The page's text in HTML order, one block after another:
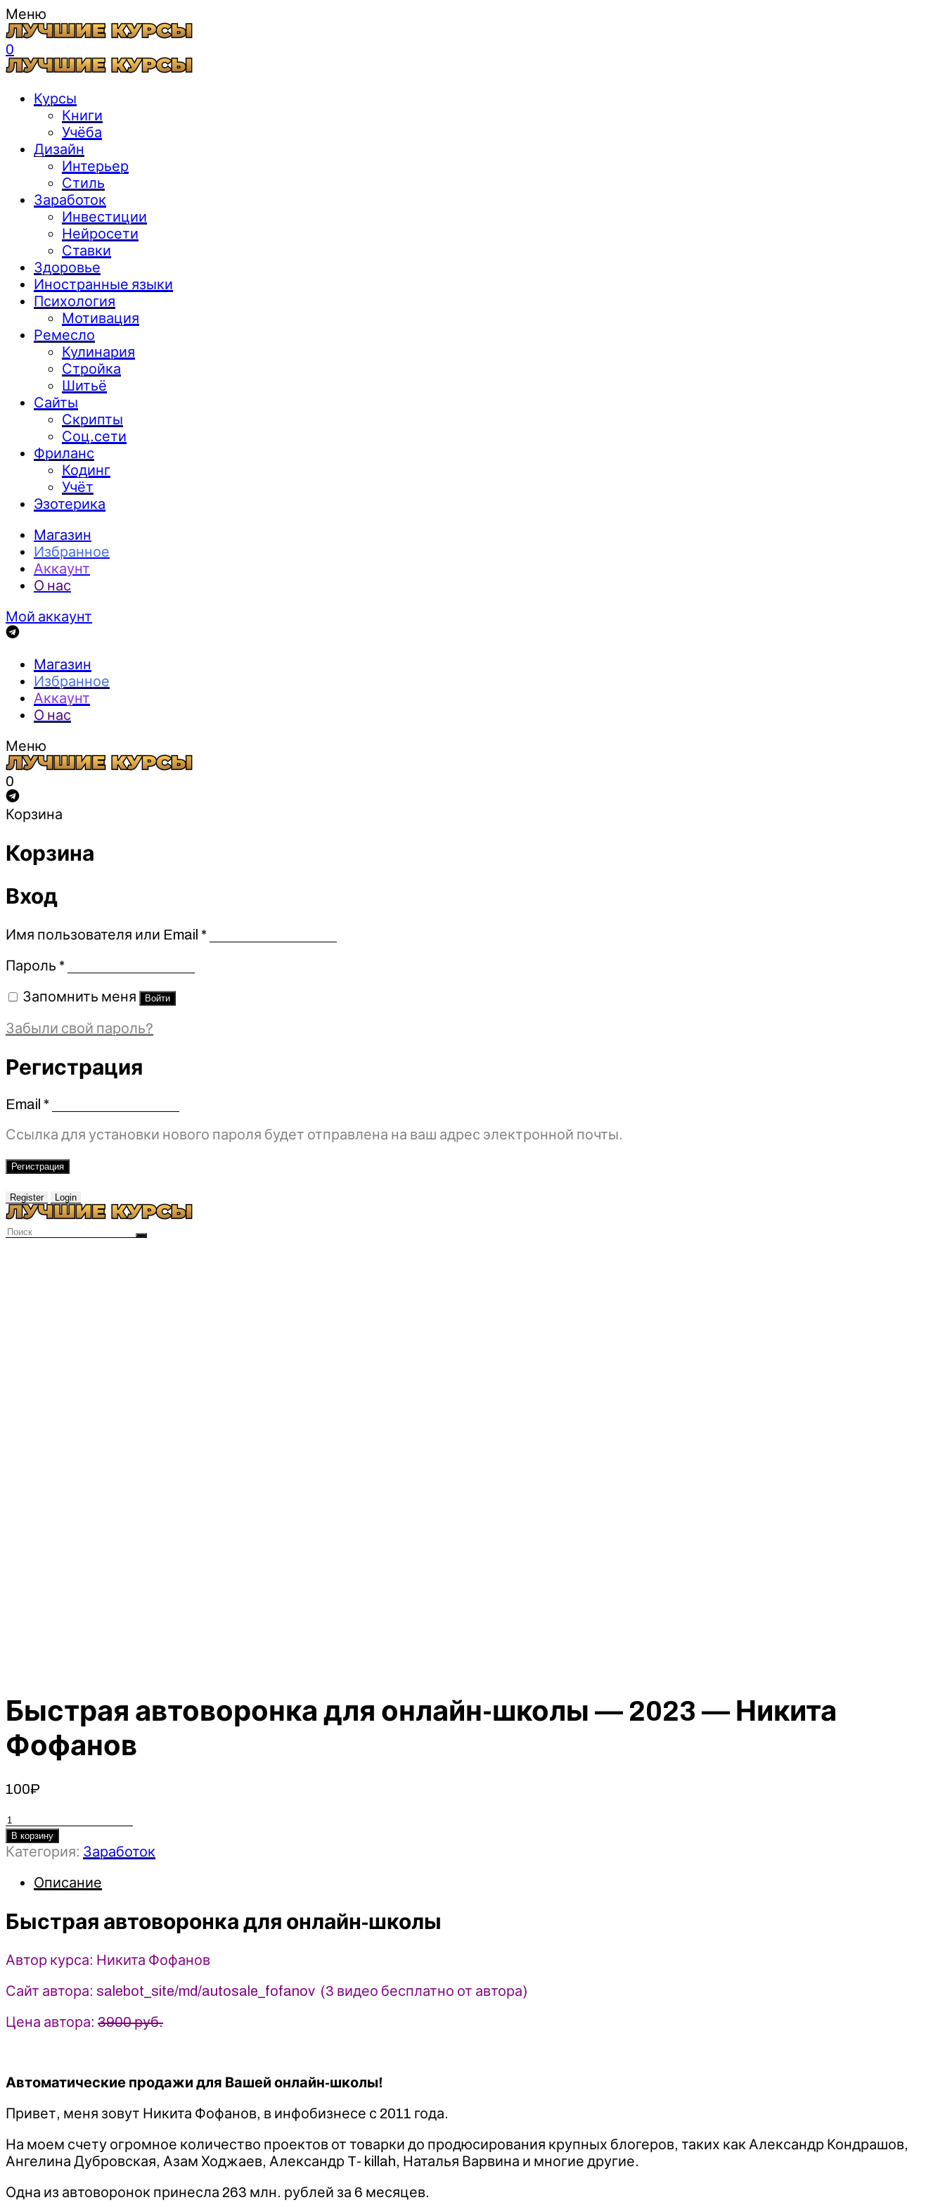
Меню
0
Курсы
Книги
Учёба
Дизайн
Интерьер
Стиль
Заработок
Инвестиции
Нейросети
Ставки
Здоровье
Иностранные языки
Психология
Мотивация
Ремесло
Кулинария
Стройка
Шитьё
Сайты
Скрипты
Соц.сети
Фриланс
Кодинг
Учёт
Эзотерика
Магазин
Избранное
Аккаунт
О нас
Мой аккаунт
Магазин
Избранное
Аккаунт
О нас
Меню
0
Корзина
Корзина
Вход
Имя пользователя или Email *Обязательно
Пароль *Обязательно
Запомнить меня Войти
Забыли свой пароль?
Регистрация
Email *Обязательно
Ссылка для установки нового пароля будет отправлена ​​на ваш адрес электронной почты.
Регистрация
Register Login
Быстрая автоворонка для онлайн-школы — 2023 — Никита
Фофанов
100₽
Количество
товара
Быстрая
для
школы
2023
-
Никита
Фофанов
В корзину
Категория: Заработок
Описание
Быстрая автоворонка для онлайн-школы
Автор курса: Никита Фофанов
Сайт автора: salebot_site/md/autosale_fofanov (3 видео бесплатно от автора)
Цена автора: 3900 руб.
Автоматические продажи для Вашей онлайн-школы!
Привет, меня зовут Никита Фофанов, в инфобизнесе с 2011 года.
На моем счету огромное количество проектов от товарки до продюсирования крупных блогеров, таких как Александр Кондрашов,
Ангелина Дубровская, Азам Ходжаев, Александр T- killah, Наталья Варвина и многие другие.
Одна из автоворонок принесла 263 млн. рублей за 6 месяцев.